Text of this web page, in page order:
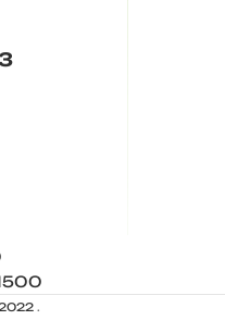
маркетплейс
где есть
и дополнительная
в личный чат с
упаковки/детали,
Покупателю
что для сборки
.